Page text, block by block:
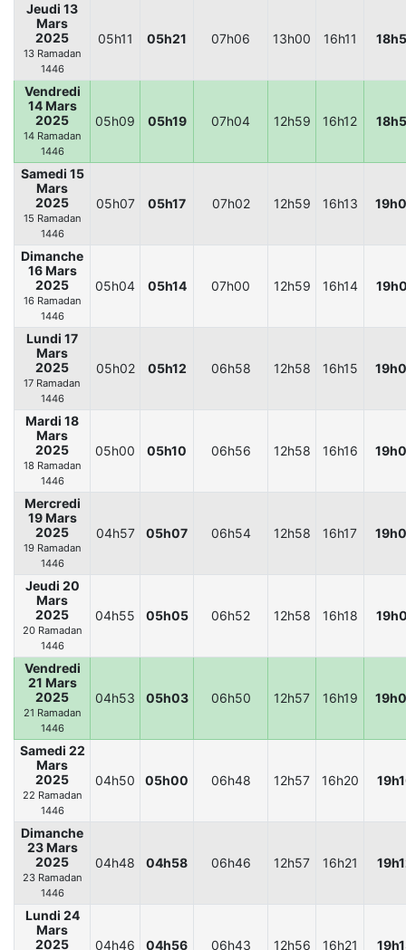
Jeudi 13
Mars
2025
13 Ramadan
1446
05h11 05h21 07h06 13h00 16h11
Vendredi
14 Mars
2025
14 Ramadan
1446
05h09 05h19 07h04 12h59 16h12
Samedi 15
Mars
2025
15 Ramadan
1446
05h07 05h17 07h02 12h59 16h13
Dimanche
16 Mars
2025
16 Ramadan
1446
05h04 05h14 07h00 12h59 16h14
Lundi 17
Mars
2025
17 Ramadan
1446
05h02 05h12 06h58 12h58 16h15
Mardi 18
Mars
2025
18 Ramadan
1446
05h00 05h10 06h56 12h58 16h16
Mercredi
19 Mars
2025
19 Ramadan
1446
04h57 05h07 06h54 12h58 16h17
Jeudi 20
Mars
2025
20 Ramadan
1446
04h55 05h05 06h52 12h58 16h18
Vendredi
21 Mars
2025
21 Ramadan
1446
04h53 05h03 06h50 12h57 16h19
Samedi 22
Mars
2025
22 Ramadan
1446
04h50 05h00 06h48 12h57 16h20
Dimanche
23 Mars
2025
23 Ramadan
1446
04h48 04h58 06h46 12h57 16h21
Lundi 24
Mars
2025
04h46 04h56 06h43 12h56 16h21